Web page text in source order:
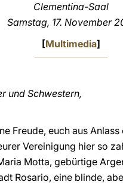
Clementina-Saal
Samstag, 17. November
[Multimedia]
und Schwestern,
Freude, euch aus
Vereinigung hier so
Motta, gebürtige
Rosario, eine blinde,